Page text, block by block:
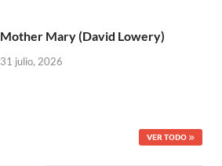
Mother Mary (David Lowery)
31 julio, 2026
VER TODO